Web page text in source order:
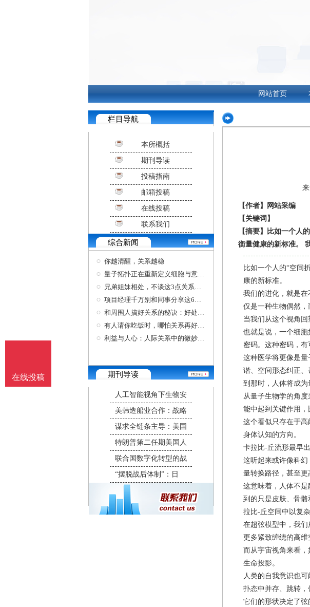
网站首页
栏目导航
本所概括
期刊导读
投稿指南
邮箱投稿
在线投稿
联系我们
综合新闻
你越清醒，关系越稳
量子拓扑正在重新定义细胞与意识的关系。
兄弟姐妹相处，不谈这3点关系更好
项目经理千万别和同事分享这6件事，关系再好也
和周围人搞好关系的秘诀：好处独享不要炫耀；
有人请你吃饭时，哪怕关系再好，也要记得三不
利益与人心：人际关系中的微妙平衡
期刊导读
人工智能视角下生物安
美韩造船业合作：战略
谋求全链条主导：美国
特朗普第二任期美国人
联合国数字化转型的战
“摆脱战后体制”：日
来
【作者】网站采编
【关键词】
【摘要】比如一个人
衡量健康的新标准。
比如一个人的“空间
康的新标准。
我们的进化，就是
仅是一种生物偶然，
当我们从这个视角
也就是说，一个细
密码。这种密码，
这种医学将更像是
谐、空间形态纠正、
到那时，人体将成为
从量子生物学的角
能中起到关键作用，
这个看似只存在于
身体认知的方向。
卡拉比-丘流形最早
这听起来或许像科
量转换路径，甚至更
这意味着，人体不是
到的只是皮肤、骨
拉比-丘空间中以复
在超弦模型中，我
更多紧致缠绕的高维
而从宇宙视角来看
生命投影。
人类的自我意识也
扑态中并存、跳转，
它们的形状决定了
在线投稿